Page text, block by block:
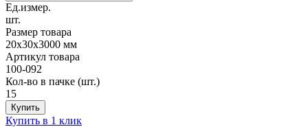
Ед.измер.
шт.
Размер товара
20х30х3000 мм
Артикул товара
100-092
Кол-во в пачке (шт.)
15
Купить в 1 клик